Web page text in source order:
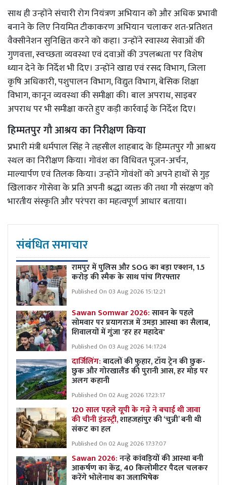
साथ ही उन्होंने संचारी रोग नियंत्रण अभियान को और अधिक प्रभावी
बनाने के लिए नियमित टीकाकरण अभियान चलाकर शत-प्रतिशत
वैक्सीनेशन सुनिश्चित करने को कहा। उन्होंने स्वास्थ्य सेवाओं की
गुणवत्ता, स्वच्छता व्यवस्था एवं दवाओं की उपलब्धता पर विशेष
ध्यान देने के निर्देश भी दिए। उन्होंने खाद्य एवं रसद विभाग, जिला
कृषि अधिकारी, पशुपालन विभाग, विद्युत विभाग, बेसिक शिक्षा
विभाग, कानून व्यवस्था की समीक्षा की। बाल अपराध, साइबर
अपराध पर भी समीक्षा करते हुए कड़ी कार्रवाई के निर्देश दिए।
हिम्मतपुर गौ आश्रय का निरीक्षण किया
प्रभारी मंत्री धर्मपाल सिंह ने तहसील शाहबाद के हिम्मतपुर गौ आश्रय
स्थल का निरीक्षण किया। गोवंश का विधिवत पूजन-अर्चन,
माल्यार्पण एवं तिलक किया। उन्होंने गोवंशों को अपने हाथों से गुड़
खिलाकर गोसेवा के प्रति अपनी श्रद्धा व्यक्त की तथा गौ संरक्षण को
भारतीय संस्कृति और परंपरा का महत्वपूर्ण आधार बताया।
संबंधित समाचार
रामपुर में पुलिस और SOG का बड़ा एक्शन, 1.5
करोड़ की स्मैक के साथ पांच गिरफ्तार
Published On 03 Aug 2026 15:12:21
Sawan Somwar 2026:सावन के पहले
सोमवार पर प्रयागराज में उमड़ा आस्था का सैलाब,
शिवालयों में गुंजा 'हर हर महादेव'
Published On 03 Aug 2026 14:17:24
दार्जिलिंग:बादलों की फुहार, टॉय ट्रेन की छुक-
छुक और गोरखालैंड की पुरानी आस, हर मोड़ पर
अलग कहानी
Published On 02 Aug 2026 17:23:17
120 साल पहले यूपी के गन्ने ने बचाई थी जावा
की चीनी इंडस्ट्री,शाहजहांपुर की ‘चुन्नी’ बनी थी
संकट का हल
Published On 02 Aug 2026 17:37:07
Sawan 2026:नन्हे कांवड़ियों की आस्था बनी
आकर्षण का केंद्र, 40 किलोमीटर पैदल चलकर
करेंगे भोलेनाथ का जलाभिषेक